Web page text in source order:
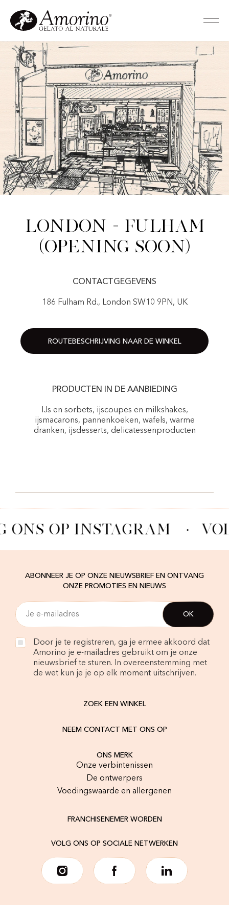
London - Fulham
(Opening Soon)
CONTACTGEGEVENS
186 Fulham Rd., London SW10 9PN, UK
ROUTEBESCHRIJVING NAAR DE WINKEL
PRODUCTEN IN DE AANBIEDING
IJs en sorbets, ijscoupes en milkshakes,
ijsmacarons, pannenkoeken, wafels, warme
dranken, ijsdesserts, delicatessenproducten
ONS OP INSTAGRAM ·
ABONNEER JE OP ONZE NIEUWSBRIEF EN ONTVANG
ONZE PROMOTIES EN NIEUWS
Door je te registreren, ga je ermee akkoord dat
Amorino je e-mailadres gebruikt om je onze
nieuwsbrief te sturen. In overeenstemming met
de wet kun je je op elk moment uitschrijven.
ZOEK EEN WINKEL
NEEM CONTACT MET ONS OP
ONS MERK
Onze verbintenissen
De ontwerpers
Voedingswaarde en allergenen
FRANCHISENEMER WORDEN
VOLG ONS OP SOCIALE NETWERKEN